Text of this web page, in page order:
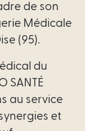
Intellectual
Tax
Our
services
de son
Médicale
(95).
du
SANTÉ
au service
et